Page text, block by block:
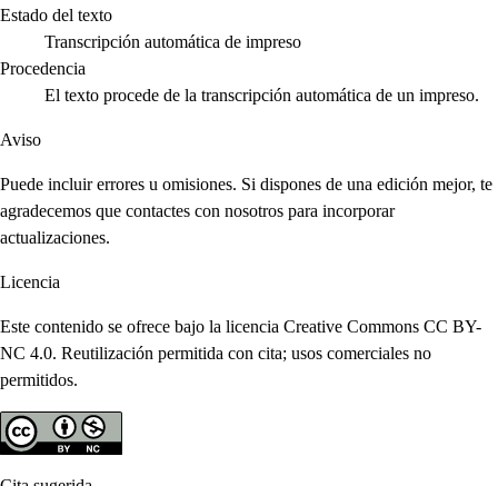
Estado del texto
Transcripción automática de impreso
Procedencia
El texto procede de la transcripción automática de un impreso.
Aviso
Puede incluir errores u omisiones. Si dispones de una edición mejor, te
agradecemos que contactes con nosotros para incorporar
actualizaciones.
Licencia
Este contenido se ofrece bajo la licencia Creative Commons CC BY-
NC 4.0. Reutilización permitida con cita; usos comerciales no
permitidos.